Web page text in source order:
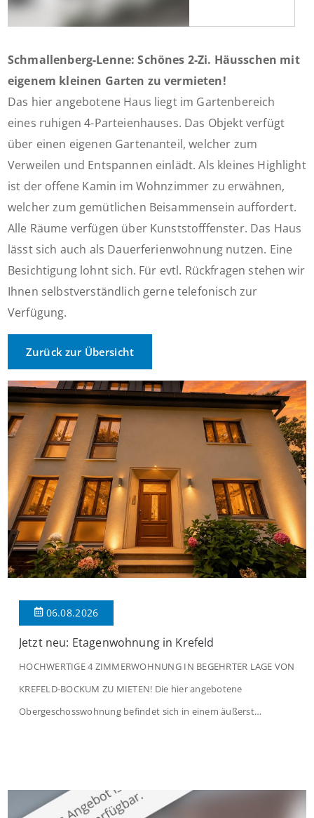
Schmallenberg-Lenne: Schönes 2-Zi. Häusschen mit
eigenem kleinen Garten zu vermieten!
Das hier angebotene Haus liegt im Gartenbereich
eines ruhigen 4-Parteienhauses. Das Objekt verfügt
über einen eigenen Gartenanteil, welcher zum
Verweilen und Entspannen einlädt. Als kleines Highlight
ist der offene Kamin im Wohnzimmer zu erwähnen,
welcher zum gemütlichen Beisammensein auffordert.
Alle Räume verfügen über Kunststofffenster. Das Haus
lässt sich auch als Dauerferienwohnung nutzen. Eine
Besichtigung lohnt sich. Für evtl. Rückfragen stehen wir
Ihnen selbstverständlich gerne telefonisch zur
Verfügung.
Zurück zur Übersicht
06.08.2026
Jetzt neu: Etagenwohnung in Krefeld
HOCHWERTIGE 4 ZIMMERWOHNUNG IN BEGEHRTER LAGE VON
KREFELD-BOCKUM ZU MIETEN! Die hier angebotene
Obergeschosswohnung befindet sich in einem äußerst
großzügige Räume und eine hochwertige Ausstattung, die